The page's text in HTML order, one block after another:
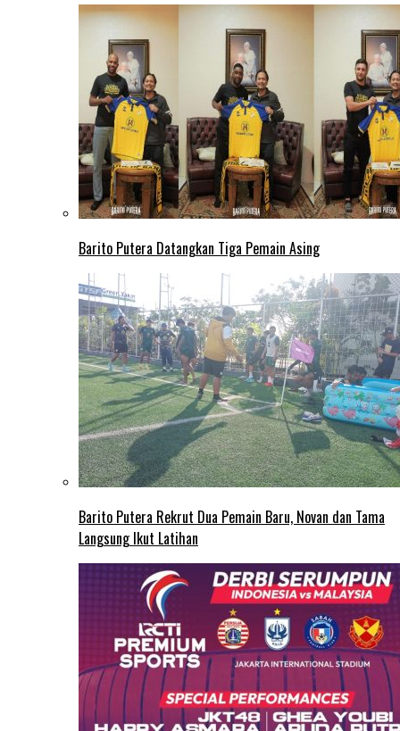
Barito Putera Datangkan Tiga Pemain Asing
Barito Putera Rekrut Dua Pemain Baru, Novan dan Tama
Langsung Ikut Latihan